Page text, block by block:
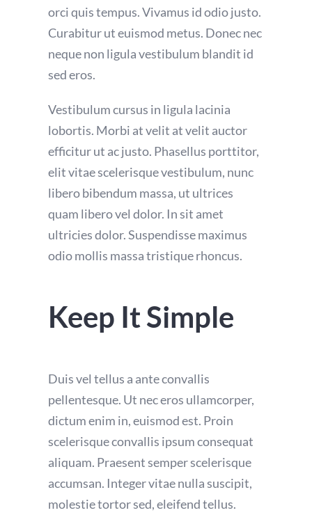
orci quis tempus. Vivamus id odio justo.
Curabitur ut euismod metus. Donec nec
neque non ligula vestibulum blandit id
sed eros.
Vestibulum cursus in ligula lacinia
lobortis. Morbi at velit at velit auctor
efficitur ut ac justo. Phasellus porttitor,
elit vitae scelerisque vestibulum, nunc
libero bibendum massa, ut ultrices
quam libero vel dolor. In sit amet
ultricies dolor. Suspendisse maximus
odio mollis massa tristique rhoncus.
Keep It Simple
Duis vel tellus a ante convallis
pellentesque. Ut nec eros ullamcorper,
dictum enim in, euismod est. Proin
scelerisque convallis ipsum consequat
aliquam. Praesent semper scelerisque
accumsan. Integer vitae nulla suscipit,
molestie tortor sed, eleifend tellus.